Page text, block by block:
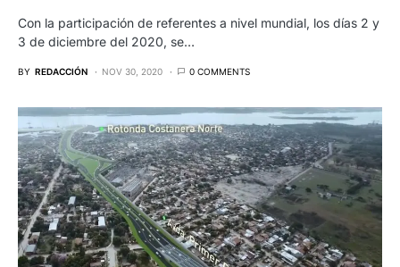
Con la participación de referentes a nivel mundial, los días 2 y
3 de diciembre del 2020, se…
BY REDACCIÓN NOV 30, 2020 0 COMMENTS